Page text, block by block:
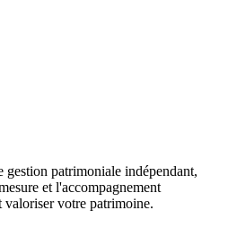
patrimoniale indépendant,
et l'accompagnement
valoriser votre patrimoine.